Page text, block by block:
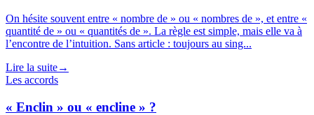
On hésite souvent entre « nombre de » ou « nombres de », et entre «
quantité de » ou « quantités de ». La règle est simple, mais elle va à
l’encontre de l’intuition. Sans article : toujours au sing...
Lire la suite→
Les accords
« Enclin » ou « encline » ?